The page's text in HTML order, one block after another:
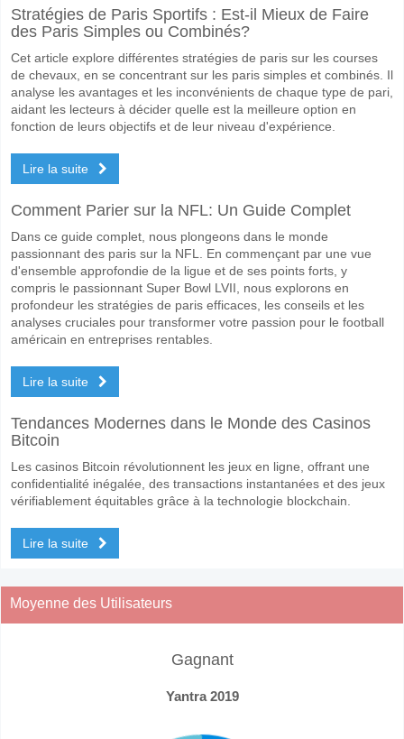
Stratégies de Paris Sportifs : Est-il Mieux de Faire
des Paris Simples ou Combinés?
Cet article explore différentes stratégies de paris sur les courses
de chevaux, en se concentrant sur les paris simples et combinés. Il
analyse les avantages et les inconvénients de chaque type de pari,
aidant les lecteurs à décider quelle est la meilleure option en
fonction de leurs objectifs et de leur niveau d'expérience.
Lire la suite
Comment Parier sur la NFL: Un Guide Complet
Dans ce guide complet, nous plongeons dans le monde
passionnant des paris sur la NFL. En commençant par une vue
d'ensemble approfondie de la ligue et de ses points forts, y
compris le passionnant Super Bowl LVII, nous explorons en
profondeur les stratégies de paris efficaces, les conseils et les
analyses cruciales pour transformer votre passion pour le football
américain en entreprises rentables.
Lire la suite
Tendances Modernes dans le Monde des Casinos
Bitcoin
Les casinos Bitcoin révolutionnent les jeux en ligne, offrant une
confidentialité inégalée, des transactions instantanées et des jeux
vérifiablement équitables grâce à la technologie blockchain.
Lire la suite
Moyenne des Utilisateurs
Gagnant
Yantra 2019